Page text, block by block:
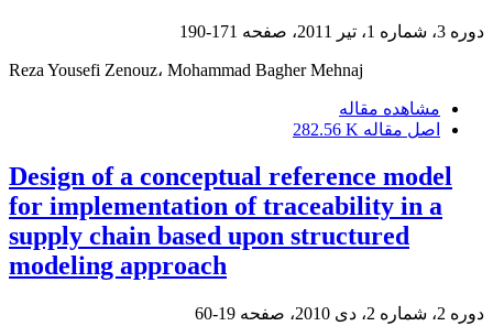
دوره 3، شماره 1، تیر 2011، صفحه 171-190
Reza Yousefi Zenouz، Mohammad Bagher Mehnaj
مشاهده مقاله
اصل مقاله 282.56 K
Design of a conceptual reference model
for implementation of traceability in a
supply chain based upon structured
modeling approach
دوره 2، شماره 2، دی 2010، صفحه 19-60